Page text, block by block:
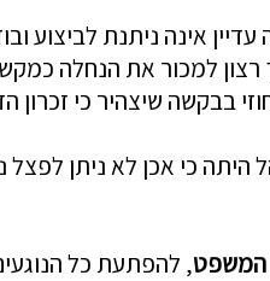
אינה ניתנת לביצוע
למכור את הנחלה
בבקשה שיצהיר כי זכרון
היתה כי אכן לא ניתן
המשפט, להפתעת כל